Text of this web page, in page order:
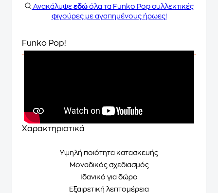
Ανακάλυψε εδώ όλα τα Funko Pop συλλεκτικές
φιγούρες με αγαπημένους ήρωες!
Funko Pop!
Χαρακτηριστικά
Υψηλή ποιότητα κατασκευής
Μοναδικός σχεδιασμός
Ιδανικό για δώρο
Εξαιρετική λεπτομέρεια